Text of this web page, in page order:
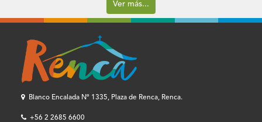
Ver más...
Blanco Encalada Nº 1335, Plaza de Renca, Renca.
+56 2 2685 6600